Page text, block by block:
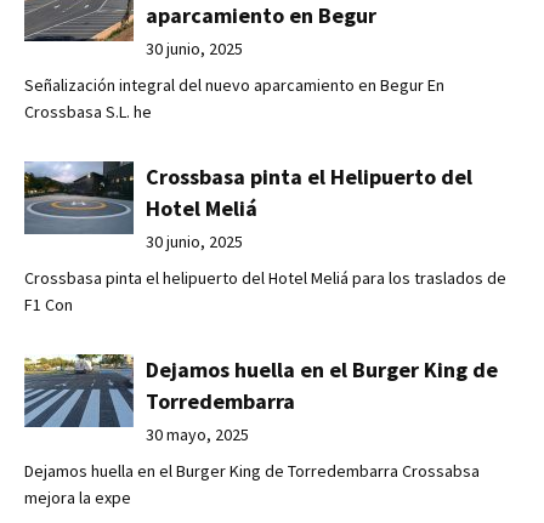
aparcamiento en Begur
30 junio, 2025
Señalización integral del nuevo aparcamiento en Begur En
Crossbasa S.L. he
Crossbasa pinta el Helipuerto del
Hotel Meliá
30 junio, 2025
Crossbasa pinta el helipuerto del Hotel Meliá para los traslados de
F1 Con
Dejamos huella en el Burger King de
Torredembarra
30 mayo, 2025
Dejamos huella en el Burger King de Torredembarra Crossabsa
mejora la expe